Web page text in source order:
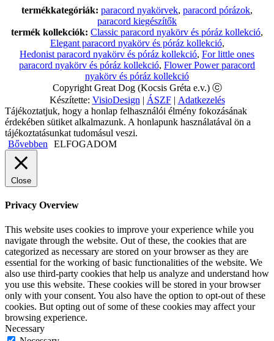
termékkategóriák: paracord nyakörvek, paracord pórázok,
paracord kiegészítők
termék kollekciók: Classic paracord nyakörv és póráz kollekció,
Elegant paracord nyakörv és póráz kollekció,
Hedonist paracord nyakörv és póráz kollekció, For little ones
paracord nyakörv és póráz kollekció, Flower Power paracord
nyakörv és póráz kollekció
Copyright Great Dog (Kocsis Gréta e.v.) ⓒ
Készítette: VisioDesign | ÁSZF | Adatkezelés
Tájékoztatjuk, hogy a honlap felhasználói élmény fokozásának
érdekében sütiket alkalmazunk. A honlapunk használatával ön a
tájékoztatásunkat tudomásul veszi.
Bővebben
ELFOGADOM
Close
Privacy Overview
This website uses cookies to improve your experience while you
navigate through the website. Out of these, the cookies that are
categorized as necessary are stored on your browser as they are
essential for the working of basic functionalities of the website. We
also use third-party cookies that help us analyze and understand how
you use this website. These cookies will be stored in your browser
only with your consent. You also have the option to opt-out of these
cookies. But opting out of some of these cookies may affect your
browsing experience.
Necessary